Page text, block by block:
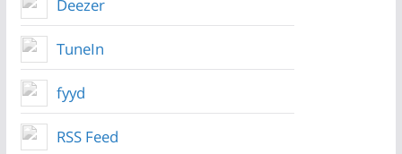
Deezer
TuneIn
fyyd
RSS Feed